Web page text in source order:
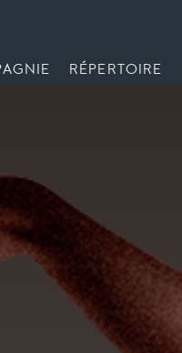
RÉPERTOIRE